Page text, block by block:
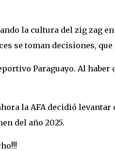
la cultura del zig zag
se toman decisiones,
Paraguayo. Al
la AFA decidió
del año 2025.